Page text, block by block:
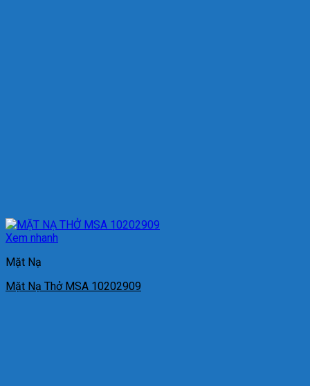
Xem nhanh
Mặt Nạ
Mặt Nạ Thở MSA 10202909